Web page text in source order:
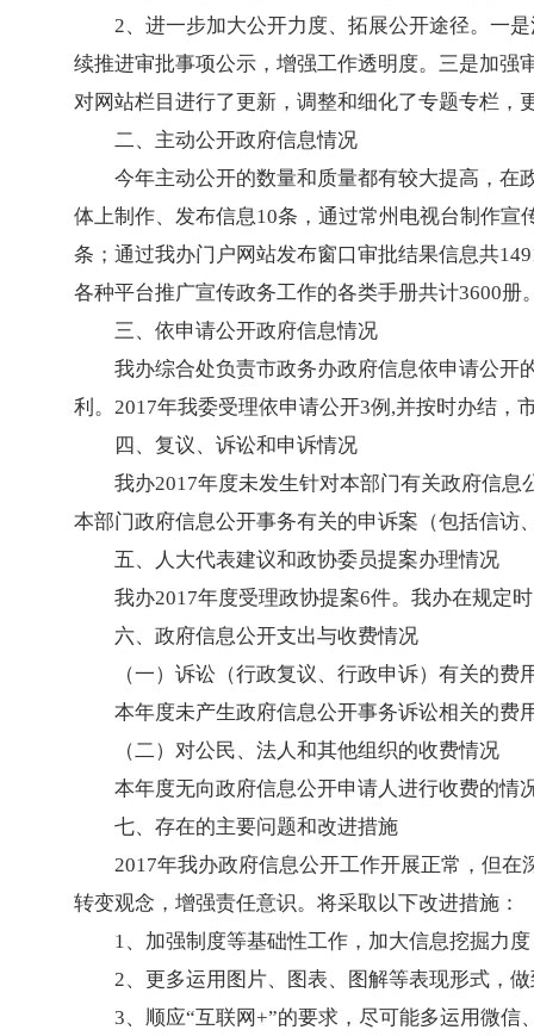
2、进一步加大公开力度、拓展公开途径。一
续推进审批事项公示，增强工作透明度。三是加强
对网站栏目进行了更新，调整和细化了专题专栏，
二、主动公开政府信息情况
今年主动公开的数量和质量都有较大提高，在
体上制作、发布信息10条，通过常州电视台制作宣
条；通过我办门户网站发布窗口审批结果信息共
各种平台推广宣传政务工作的各类手册共计3600
三、依申请公开政府信息情况
我办综合处负责市政务办政府信息依申请公开
利。2017年我委受理依申请公开3例,并按时办结，
四、复议、诉讼和申诉情况
我办2017年度未发生针对本部门有关政府信
本部门政府信息公开事务有关的申诉案（包括信访
五、人大代表建议和政协委员提案办理情况
我办2017年度受理政协提案6件。我办在规定
六、政府信息公开支出与收费情况
（一）诉讼（行政复议、行政申诉）有关的费
本年度未产生政府信息公开事务诉讼相关的费
（二）对公民、法人和其他组织的收费情况
本年度无向政府信息公开申请人进行收费的情
七、存在的主要问题和改进措施
2017年我办政府信息公开工作开展正常，但
转变观念，增强责任意识。将采取以下改进措施：
1、加强制度等基础性工作，加大信息挖掘力
2、更多运用图片、图表、图解等表现形式，
3、顺应“互联网+”的要求，尽可能多运用微